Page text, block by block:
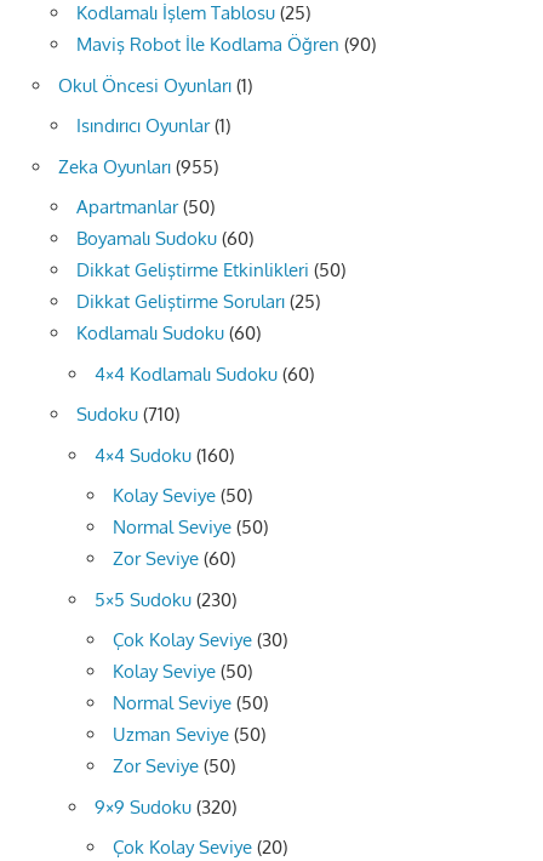
Kodlamalı İşlem Tablosu (25)
Maviş Robot İle Kodlama Öğren (90)
Okul Öncesi Oyunları (1)
Isındırıcı Oyunlar(1)
Zeka Oyunları (955)
Apartmanlar(50)
Boyamalı Sudoku (60)
Dikkat Geliştirme Etkinlikleri (50)
Dikkat Geliştirme Soruları (25)
Kodlamalı Sudoku (60)
4×4 Kodlamalı Sudoku (60)
Sudoku (710)
4×4 Sudoku (160)
Kolay Seviye (50)
Normal Seviye (50)
Zor Seviye (60)
5×5 Sudoku (230)
Çok Kolay Seviye (30)
Kolay Seviye (50)
Normal Seviye (50)
Uzman Seviye (50)
Zor Seviye (50)
9×9 Sudoku (320)
Çok Kolay Seviye (20)